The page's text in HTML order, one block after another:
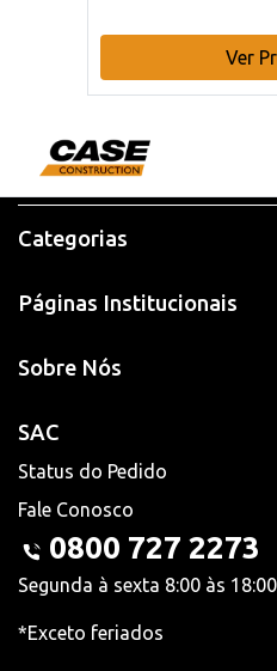
Ver
Categorias
Páginas Institucionais
Sobre Nós
SAC
Status do Pedido
Fale Conosco
0800 727 2273
Segunda à sexta 8:00 às 18:00
*Exceto feriados